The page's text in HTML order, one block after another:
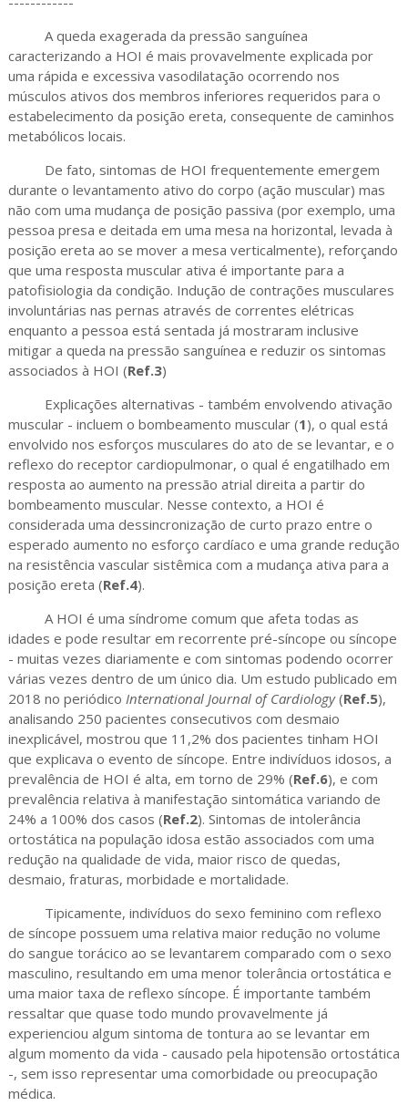
A queda exagerada da pressão sanguínea
caracterizando a HOI é mais provavelmente explicada por
uma rápida e excessiva vasodilatação ocorrendo nos
músculos ativos dos membros inferiores requeridos para o
estabelecimento da posição ereta, consequente de caminhos
metabólicos locais.
De fato, sintomas de HOI frequentemente emergem
durante o levantamento ativo do corpo (ação muscular) mas
não com uma mudança de posição passiva (por exemplo, uma
pessoa presa e deitada em uma mesa na horizontal, levada à
posição ereta ao se mover a mesa verticalmente), reforçando
que uma resposta muscular ativa é importante para a
patofisiologia da condição. Indução de contrações musculares
involuntárias nas pernas através de correntes elétricas
enquanto a pessoa está sentada já mostraram inclusive
mitigar a queda na pressão sanguínea e reduzir os sintomas
associados à HOI (Ref.3)
Explicações alternativas - também envolvendo ativação
muscular - incluem o bombeamento muscular (1), o qual está
envolvido nos esforços musculares do ato de se levantar, e o
reflexo do receptor cardiopulmonar, o qual é engatilhado em
resposta ao aumento na pressão atrial direita a partir do
bombeamento muscular. Nesse contexto, a HOI é
considerada uma dessincronização de curto prazo entre o
esperado aumento no esforço cardíaco e uma grande redução
na resistência vascular sistêmica com a mudança ativa para a
posição ereta (Ref.4).
A HOI é uma síndrome comum que afeta todas as
idades e pode resultar em recorrente pré-síncope ou síncope
- muitas vezes diariamente e com sintomas podendo ocorrer
várias vezes dentro de um único dia. Um estudo publicado em
2018 no periódico International Journal of Cardiology(Ref.5),
analisando 250 pacientes consecutivos com desmaio
inexplicável, mostrou que 11,2% dos pacientes tinham HOI
que explicava o evento de síncope. Entre indivíduos idosos, a
prevalência de HOI é alta, em torno de 29% (Ref.6), e com
prevalência relativa à manifestação sintomática variando de
24% a 100% dos casos (Ref.2). Sintomas de intolerância
ortostática na população idosa estão associados com uma
redução na qualidade de vida, maior risco de quedas,
desmaio, fraturas, morbidade e mortalidade.
Tipicamente, indivíduos do sexo feminino com reflexo
de síncope possuem uma relativa maior redução no volume
do sangue torácico ao se levantarem comparado com o sexo
masculino, resultando em uma menor tolerância ortostática e
uma maior taxa de reflexo síncope. É importante também
ressaltar que quase todo mundo provavelmente já
experienciou algum sintoma de tontura ao se levantar em
algum momento da vida - causado pela hipotensão ortostática
-, sem isso representar uma comorbidade ou preocupação
médica.